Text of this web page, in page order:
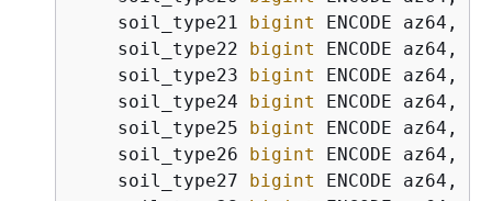
    soil_type21
bigint
ENCODE az64,
    soil_type22
bigint
ENCODE az64,
    soil_type23
bigint
ENCODE az64,
    soil_type24
bigint
ENCODE az64,
    soil_type25
bigint
ENCODE az64,
    soil_type26
bigint
ENCODE az64,
    soil_type27
bigint
ENCODE az64,